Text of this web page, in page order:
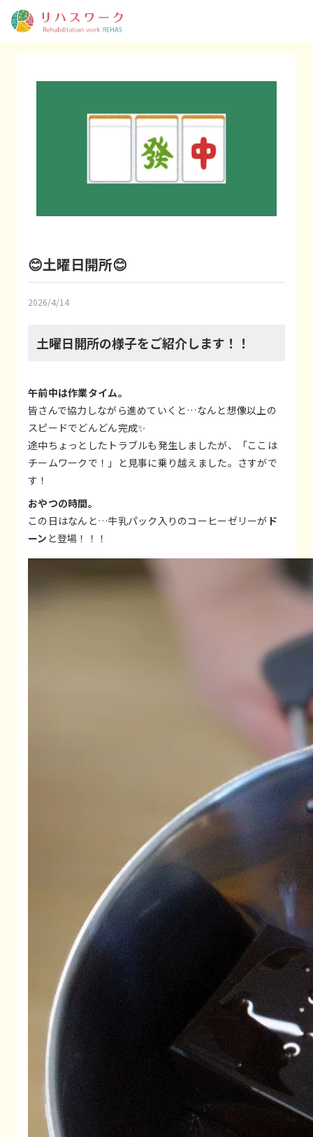
😊土曜日開所😊
2026/4/14
土曜日開所の様子をご紹介します！！
午前中は作業タイム。
皆さんで協力しながら進めていくと…なんと想像以上の
スピードでどんどん完成✨
途中ちょっとしたトラブルも発生しましたが、「ここは
チームワークで！」と見事に乗り越えました。さすがで
す！
おやつの時間。
この日はなんと…牛乳パック入りのコーヒーゼリーが ド
ーン と登場！！！